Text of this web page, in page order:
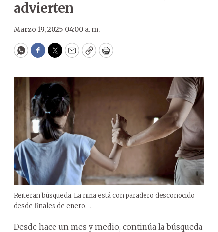
advierten
Marzo 19, 2025 04:00 a. m.
WhatsApp
Facebook
Twitter
EmailCopyPrint
Reiteran búsqueda. La niña está con paradero desconocido
desde finales de enero. .
Desde hace un mes y medio, continúa la búsqueda